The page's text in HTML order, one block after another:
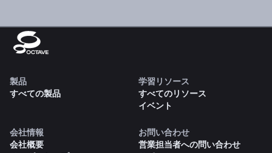
製品
すべての製品
学習リソース
すべてのリソース
イベント
会社情報
会社概要
お問い合わせ
営業担当者への問い合わせ